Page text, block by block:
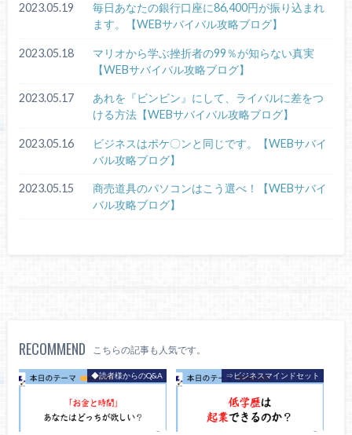
2023.05.19
毎日あなたの銀行口座に86,400円が振り込まれ
ます。【WEBサバイバル攻略ブログ】
2023.05.18
マリオから学ぶ挫折者の99％が知らない真実
【WEBサバイバル攻略ブログ】
2023.05.17
あれを『ビンビン』にして、ライバルに差をつ
ける方法【WEBサバイバル攻略ブログ】
2023.05.16
ビジネスはポケ〇ンと同じです。【WEBサバイ
バル攻略ブログ】
2023.05.15
商売道具のパソコンはこう選べ！【WEBサバイ
バル攻略ブログ】
RECOMMEND こちらの記事も人気です。
◆読者様からのQ&A ⇒ビジネスマインドセット